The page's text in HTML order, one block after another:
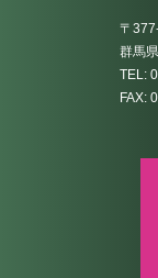
〒
群馬
TEL:
FAX: